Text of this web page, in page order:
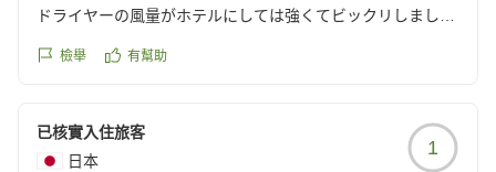
ドライヤーの風量がホテルにしては強くてビックリしまし
立地上、すぐ近くに高速（？）があり夜中のエンジン音が気
総合的には寝るだけなので全然問題はありませんでした。
檢舉 有幫助
已核實入住旅客
日本
1